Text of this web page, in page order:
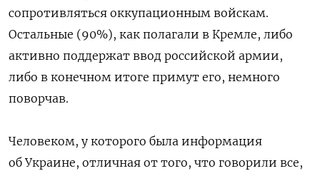
сопротивляться оккупационным войскам.
Остальные (90%), как полагали в Кремле, либо
активно поддержат ввод российской армии,
либо в конечном итоге примут его, немного
поворчав.
Человеком, у которого была информация
об Украине, отличная от того, что говорили все,